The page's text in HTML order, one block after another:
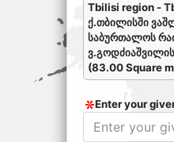
Tbilisi region -
ქ.თბილისში
საბურთალოს
ვ.გოდძიაშვილის
Enter your